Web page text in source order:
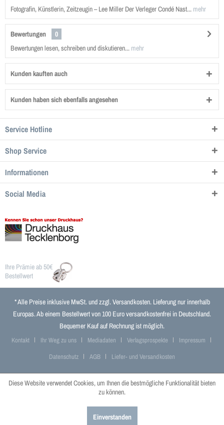
Fotografin, Künstlerin, Zeitzeugin – Lee Miller Der Verleger Condé Nast... mehr
Bewertungen
0
Bewertungen lesen, schreiben und diskutieren... mehr
Kunden kauften auch
Kunden haben sich ebenfalls angesehen
Service Hotline
Shop Service
Informationen
Social Media
Ihre Prämie ab 50€
Bestellwert
* Alle Preise inklusive MwSt. und zzgl.Versandkosten. Lieferung nur innerhalb
Europas. Ab einem Bestellwert von 100 Euro versandkostenfrei in Deutschland.
Bequemer Kauf auf Rechnung ist möglich.
Kontakt Ihr Weg zu uns Mediadaten Verlagsprospekte
Impressum
Datenschutz
AGB Liefer- und Versandkosten
Diese Website verwendet Cookies, um Ihnen die bestmögliche Funktionalität bieten
zu können.
Einverstanden